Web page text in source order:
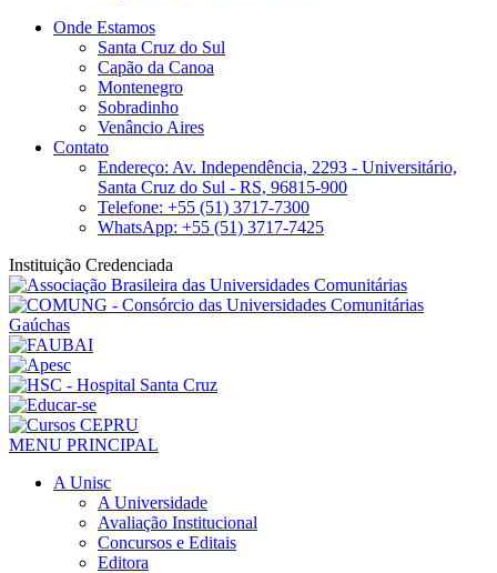
Onde Estamos
Santa Cruz do Sul
Capão da Canoa
Montenegro
Sobradinho
Venâncio Aires
Contato
Endereço: Av. Independência, 2293 - Universitário,
Santa Cruz do Sul - RS, 96815-900
Telefone: +55 (51) 3717-7300
WhatsApp: +55 (51) 3717-7425
Instituição Credenciada
MENU PRINCIPAL
A Unisc
A Universidade
Avaliação Institucional
Concursos e Editais
Editora